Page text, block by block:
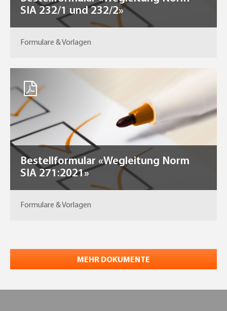
SIA 232/1 und 232/2»
Formulare & Vorlagen
Bestellformular «Wegleitung Norm
SIA 271:2021»
Formulare & Vorlagen
MEHR DOKUMENTE